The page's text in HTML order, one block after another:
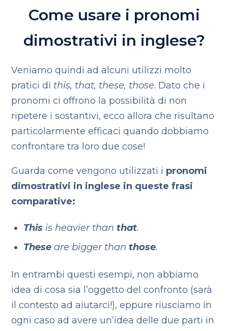
Come usare i pronomi
dimostrativi in inglese?
Veniamo quindi ad alcuni utilizzi molto
pratici di this, that, these, those. Dato che i
pronomi ci offrono la possibilità di non
ripetere i sostantivi, ecco allora che risultano
particolarmente efficaci quando dobbiamo
confrontare tra loro due cose!
Guarda come vengono utilizzati i pronomi
dimostrativi in inglese in queste frasi
comparative:
This is heavier than that.
Theseare bigger than those.
In entrambi questi esempi, non abbiamo
idea di cosa sia l’oggetto del confronto (sarà
il contesto ad aiutarci!), eppure riusciamo in
ogni caso ad avere un’idea delle due parti in